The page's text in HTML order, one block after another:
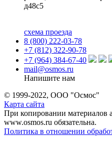
д48с5
схема проезда
8 (800) 222-03-78
+7 (812) 322-90-78
+7 (964) 384-67-40
mail@osmos.ru
Напишите нам
© 1999-2022, ООО "Осмос"
Карта сайта
При копировании материалов
www.osmos.ru обязательна.
Политика в отношении